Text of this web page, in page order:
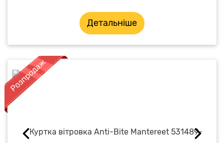
Детальніше